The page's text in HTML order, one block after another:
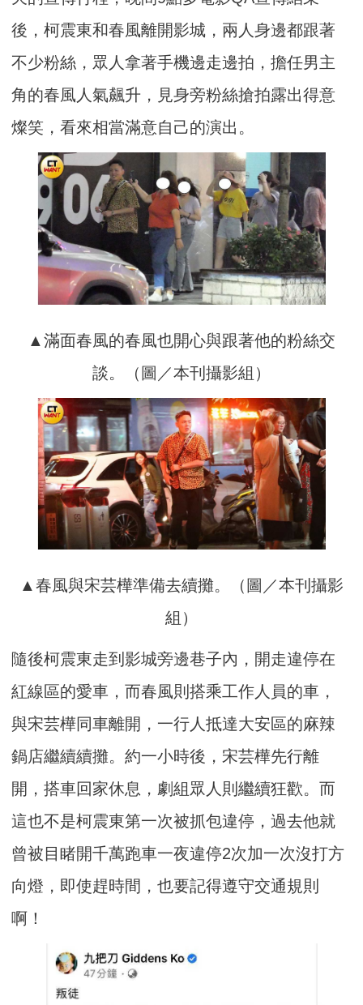
後，柯震東和春風離開影城，兩人身邊都跟著
不少粉絲，眾人拿著手機邊走邊拍，擔任男主
角的春風人氣飆升，見身旁粉絲搶拍露出得意
燦笑，看來相當滿意自己的演出。
▲滿面春風的春風也開心與跟著他的粉絲交
談。（圖／本刊攝影組）
▲春風與宋芸樺準備去續攤。（圖／本刊攝影
組）
隨後柯震東走到影城旁邊巷子內，開走違停在
紅線區的愛車，而春風則搭乘工作人員的車，
與宋芸樺同車離開，一行人抵達大安區的麻辣
鍋店繼續續攤。約一小時後，宋芸樺先行離
開，搭車回家休息，劇組眾人則繼續狂歡。而
這也不是柯震東第一次被抓包違停，過去他就
曾被目睹開千萬跑車一夜違停2次加一次沒打方
向燈，即使趕時間，也要記得遵守交通規則
啊！